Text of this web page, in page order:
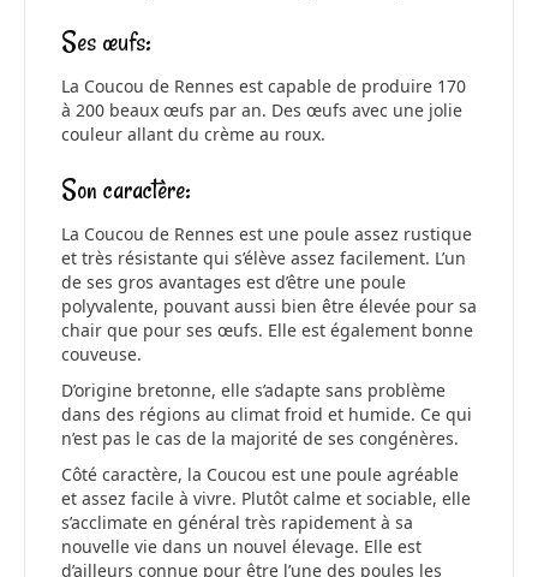
Ses œufs:
La Coucou de Rennes est capable de produire 170
à 200 beaux œufs par an. Des œufs avec une jolie
couleur allant du crème au roux.
Son caractère:
La Coucou de Rennes est une poule assez rustique
et très résistante qui s’élève assez facilement. L’un
de ses gros avantages est d’être une poule
polyvalente, pouvant aussi bien être élevée pour sa
chair que pour ses œufs. Elle est également bonne
couveuse.
D’origine bretonne, elle s’adapte sans problème
dans des régions au climat froid et humide. Ce qui
n’est pas le cas de la majorité de ses congénères.
Côté caractère, la Coucou est une poule agréable
et assez facile à vivre. Plutôt calme et sociable, elle
s’acclimate en général très rapidement à sa
nouvelle vie dans un nouvel élevage. Elle est
d’ailleurs connue pour être l’une des poules les